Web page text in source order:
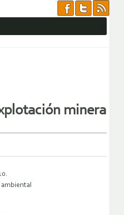
minera